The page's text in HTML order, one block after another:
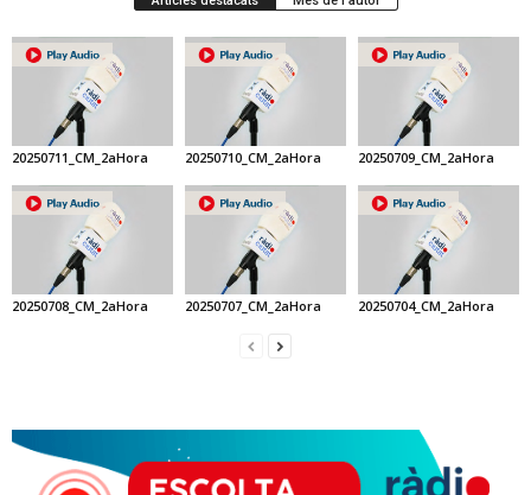
20250711_CM_2aHora 20250710_CM_2aHora 20250709_CM_2aHora
20250708_CM_2aHora 20250707_CM_2aHora 20250704_CM_2aHora